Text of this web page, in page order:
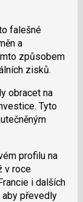
falešné
a
způsobem
zisků.
obracet na
Tyto
profilu na
v roce
i dalších
převedly